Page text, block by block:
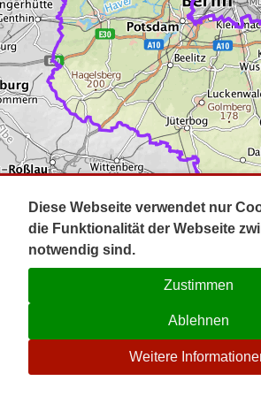
Impressum
Kontakt
Diese Webseite verwendet nur
die Funktionalität der Webseite
notwendig sind.
Zustimmen
Ablehnen
Weitere